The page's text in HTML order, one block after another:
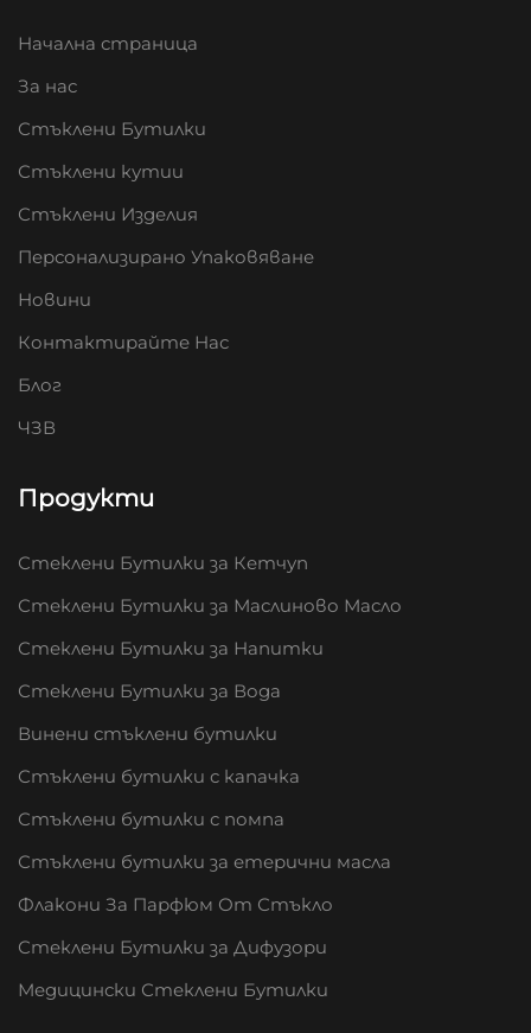
Начална страница
За нас
Стъклени Бутилки
Стъклени кутии
Стъклени Изделия
Персонализирано Упаковяване
Новини
Контактирайте Нас
Блог
ЧЗВ
Продукти
Стеклени Бутилки за Кетчуп
Стеклени Бутилки за Маслиново Масло
Стеклени Бутилки за Напитки
Стеклени Бутилки за Вода
Винени стъклени бутилки
Стъклени бутилки с капачка
Стъклени бутилки с помпа
Стъклени бутилки за етерични масла
Флакони За Парфюм От Стъкло
Стеклени Бутилки за Дифузори
Медицински Стеклени Бутилки